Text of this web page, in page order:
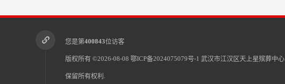
您是第400843位访客
版权所有 ©2026-08-08 鄂ICP备2024075079号-1 武汉市江汉区天上星殡葬中心
保留所有权利.